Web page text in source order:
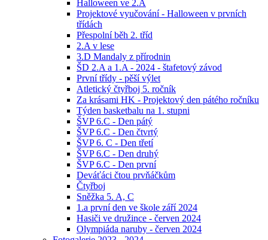
Halloween ve 2.A
Projektové vyučování - Halloween v prvních
třídách
Přespolní běh 2. tříd
2.A v lese
3.D Mandaly z přírodnin
ŠD 2.A a 1.A - 2024 - štafetový závod
První třídy - pěší výlet
Atletický čtyřboj 5. ročník
Za krásami HK - Projektový den pátého ročníku
Týden basketbalu na 1. stupni
ŠVP 6.C - Den pátý
ŠVP 6.C - Den čtvrtý
ŠVP 6. C - Den třetí
ŠVP 6.C - Den druhý
ŠVP 6.C - Den první
Deváťáci čtou prvňáčkům
Čtyřboj
Sněžka 5. A, C
1.a první den ve škole září 2024
Hasiči ve družince - červen 2024
Olympiáda naruby - červen 2024